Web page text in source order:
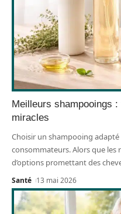
Meilleurs shampooings
miracles
Choisir un shampooing
consommateurs. Alors que
d’options promettant des
Santé 13 mai 2026